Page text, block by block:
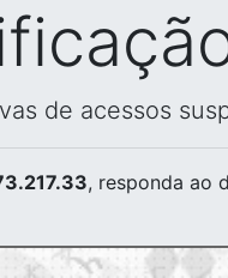
de acessos
, responda ao